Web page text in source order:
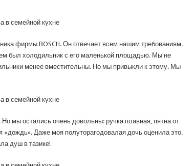
фирмы BOSCH. Он отвечает всем нашим требованиям.
был холодильник с его маленькой площадью. Мы не
менее вместительны. Но мы привыкли к этому. Мы
мы остались очень довольны: ручка плавная, пятна от
«дождь». Даже моя полуторагодовалая дочь оценила это.
душ в тазике!